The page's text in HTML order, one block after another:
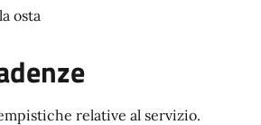
osta
relative al servizio.